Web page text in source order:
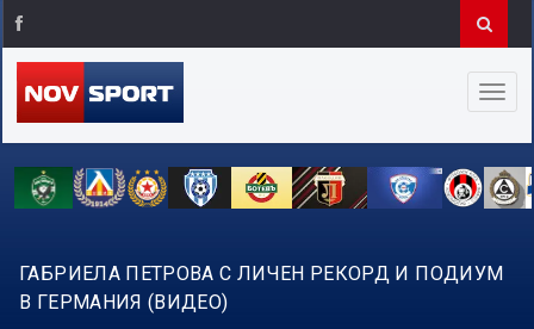
ГАБРИЕЛА ПЕТРОВА С ЛИЧЕН РЕКОРД И ПОДИУМ
В ГЕРМАНИЯ (ВИДЕО)